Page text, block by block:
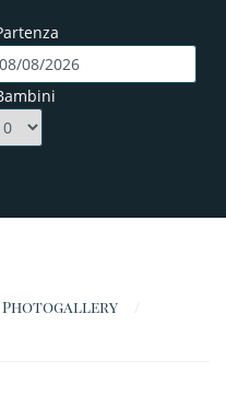
Photogallery